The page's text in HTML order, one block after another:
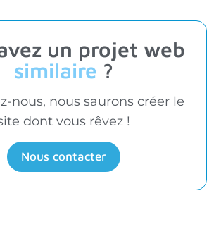
un projet web
similaire ?
nous, nous saurons créer le
dont vous rêvez !
Nous contacter